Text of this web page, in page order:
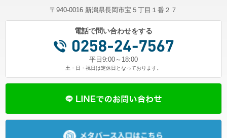
〒940-0016 新潟県長岡市宝５丁目１番２７
電話で問い合わせをする
平日9:00～18:00
土・日・祝日は定休日となっております。